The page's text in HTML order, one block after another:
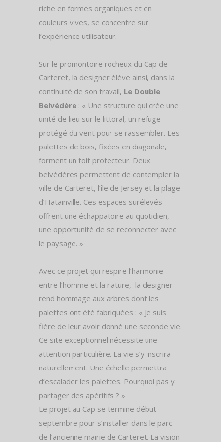
riche en formes organiques et en
couleurs vives, se concentre sur
l’expérience utilisateur.
Sur le promontoire rocheux du Cap de
Carteret, la designer élève ainsi, dans la
continuité de son travail, Le Double
Belvédère : « Une structure qui crée une
unité de lieu sur le littoral, un refuge
protégé du vent pour se rassembler. Les
palettes de bois, fixées en diagonale,
forment un toit protecteur. Deux
belvédères permettent de contempler la
ville de Carteret, l’île de Jersey et la plage
d’Hatainville. Ces espaces surélevés
offrent une échappatoire au quotidien,
une opportunité de se reconnecter avec
le paysage. »
Avec ce projet qui respire l’harmonie
entre l’homme et la nature, la designer
rend hommage aux arbres dont les
palettes ont été fabriquées : « Je suis
fière de leur avoir donné une seconde vie.
Ce site exceptionnel nécessite une
attention particulière. La vie s’y inscrira
naturellement. Une échelle permettra
d’escalader les palettes. Pourquoi pas y
partager des apéritifs ? »
Le projet au Cap se termine début
septembre pour s’installer dans le parc
de l’ancienne mairie de Carteret. La vision